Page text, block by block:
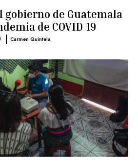
gobierno de Guatemala
de COVID-19
| Carmen Quintela